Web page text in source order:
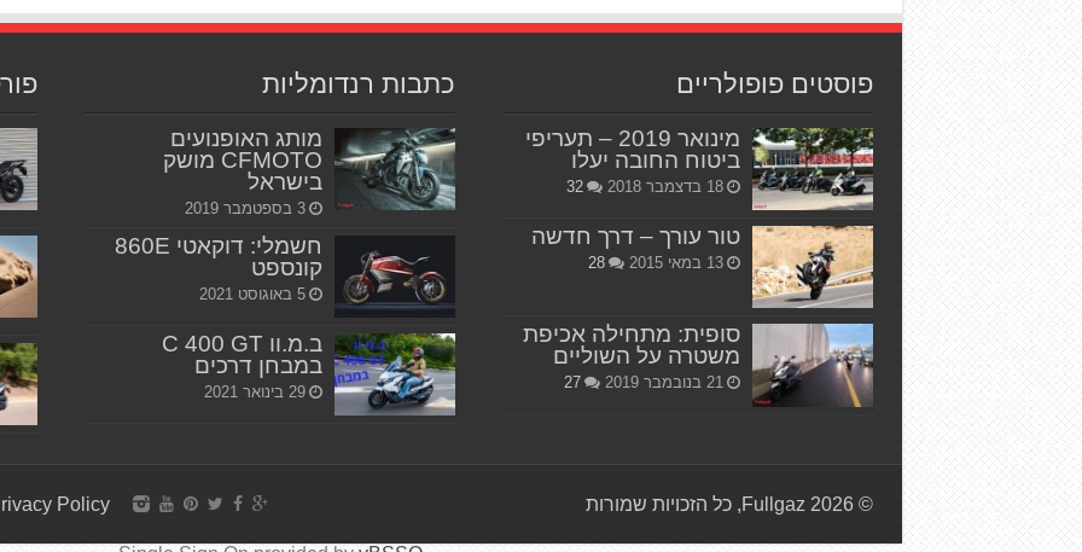
פוסטים פופולריים
מינואר 2019 – תעריפי
ביטוח החובה יעלו
18 בדצמבר 2018 32
טור עורך – דרך חדשה
13 במאי 2015 28
סופית: מתחילה אכיפת
משטרה על השוליים
21 בנובמבר 2019 27
כתבות רנדומליות
מותג האופנועים
CFMOTO מושק
בישראל
3 בספטמבר 2019
חשמלי: דוקאטי 860E
קונספט
5 באוגוסט 2021
ב.מ.וו C 400 GT
במבחן דרכים
29 בינואר 2021
Policy © Fullgaz 2026, כל הזכויות שמורות